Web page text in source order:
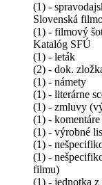
(1) -
Slovenská
(1) - filmový
Katalóg SFÚ
(1) - leták
(2) - dok.
(1) - námety
(1) - literárne
(1) - zmluvy
(1) -
(1) - výrobné
(1) -
(1) -
filmu)
(1) - jednotka